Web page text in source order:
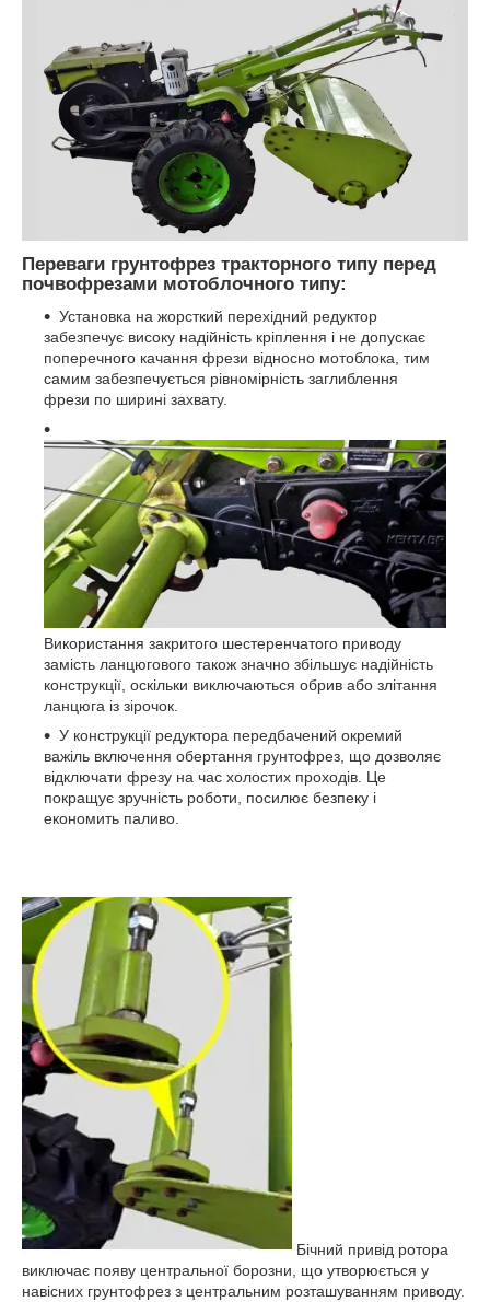
Переваги грунтофрез тракторного типу перед
почвофрезами мотоблочного типу:
Установка на жорсткий перехідний редуктор
забезпечує високу надійність кріплення і не допускає
поперечного качання фрези відносно мотоблока, тим
самим забезпечується рівномірність заглиблення
фрези по ширині захвату.
Використання закритого шестеренчатого приводу
замість ланцюгового також значно збільшує надійність
конструкції, оскільки виключаються обрив або злітання
ланцюга із зірочок.
У конструкції редуктора передбачений окремий
важіль включення обертання грунтофрез, що дозволяє
відключати фрезу на час холостих проходів. Це
покращує зручність роботи, посилює безпеку і
економить паливо.
Бічний привід ротора
виключає появу центральної борозни, що утворюється у
навісних грунтофрез з центральним розташуванням приводу.